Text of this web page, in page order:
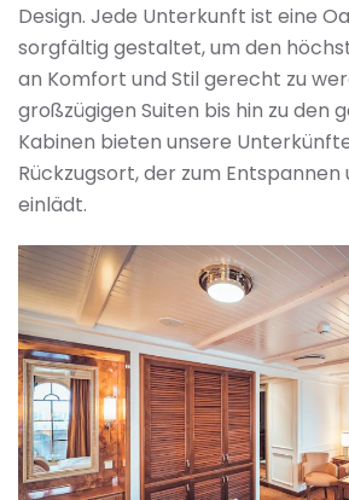
Design. Jede Unterkunft ist eine
sorgfältig gestaltet, um den
an Komfort und Stil gerecht zu
großzügigen Suiten bis hin zu den
Kabinen bieten unsere
Rückzugsort, der zum Entspannen
einlädt.